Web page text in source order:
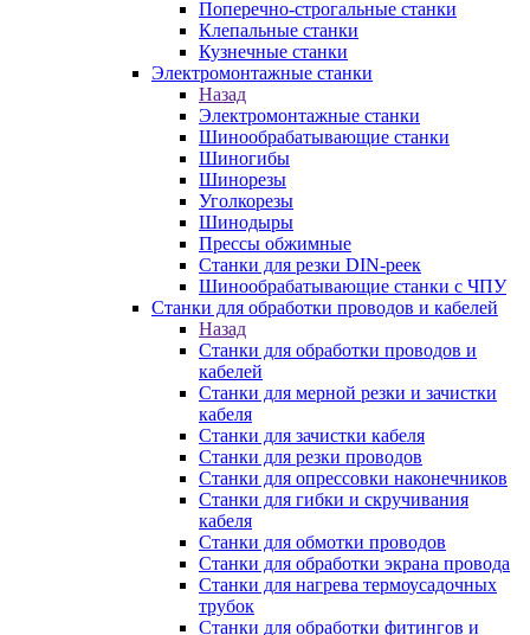
Поперечно-строгальные станки
Клепальные станки
Кузнечные станки
Электромонтажные станки
Назад
Электромонтажные станки
Шинообрабатывающие станки
Шиногибы
Шинорезы
Уголкорезы
Шинодыры
Прессы обжимные
Станки для резки DIN-реек
Шинообрабатывающие станки с ЧПУ
Станки для обработки проводов и кабелей
Назад
Станки для обработки проводов и
кабелей
Станки для мерной резки и зачистки
кабеля
Станки для зачистки кабеля
Станки для резки проводов
Станки для опрессовки наконечников
Станки для гибки и скручивания
кабеля
Станки для обмотки проводов
Станки для обработки экрана провода
Станки для нагрева термоусадочных
трубок
Станки для обработки фитингов и